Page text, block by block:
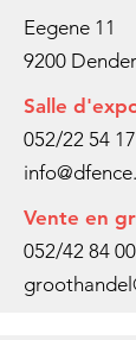
Eegene 11
9200
Salle
052/22 54 17
Vente en
052/42 84 00